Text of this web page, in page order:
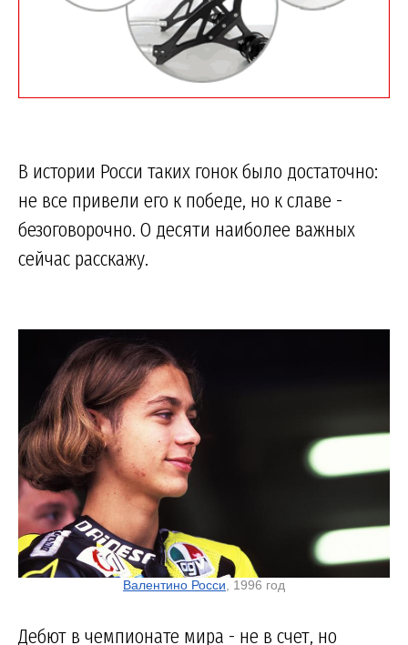
В истории Росси таких гонок было достаточно:
не все привели его к победе, но к славе -
безоговорочно. О десяти наиболее важных
сейчас расскажу.
Валентино Росси , 1996 год
Дебют в чемпионате мира - не в счет, но